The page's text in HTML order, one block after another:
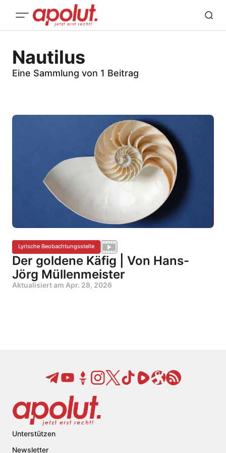
Nautilus
Eine Sammlung von 1 Beitrag
Lyrische Beobachtungsstelle
Der goldene Käfig | Von Hans-
Jörg Müllenmeister
Aktualisiert am Apr. 28, 2026
Unterstützen
Newsletter